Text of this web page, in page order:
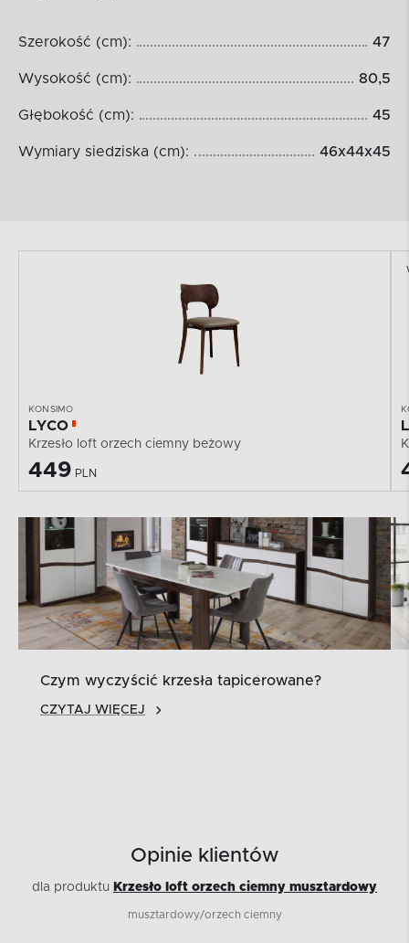
Szerokość (cm): 47
Wysokość (cm): 80,5
Głębokość (cm): 45
Wymiary siedziska (cm): 46x44x45
KONSIMO
LYCO
Krzesło loft orzech ciemny beżowy
449 PLN
Czym wyczyścić krzesła tapicerowane?
CZYTAJ WIĘCEJ
Opinie klientów
dla produktu Krzesło loft orzech ciemny musztardowy
musztardowy/orzech ciemny